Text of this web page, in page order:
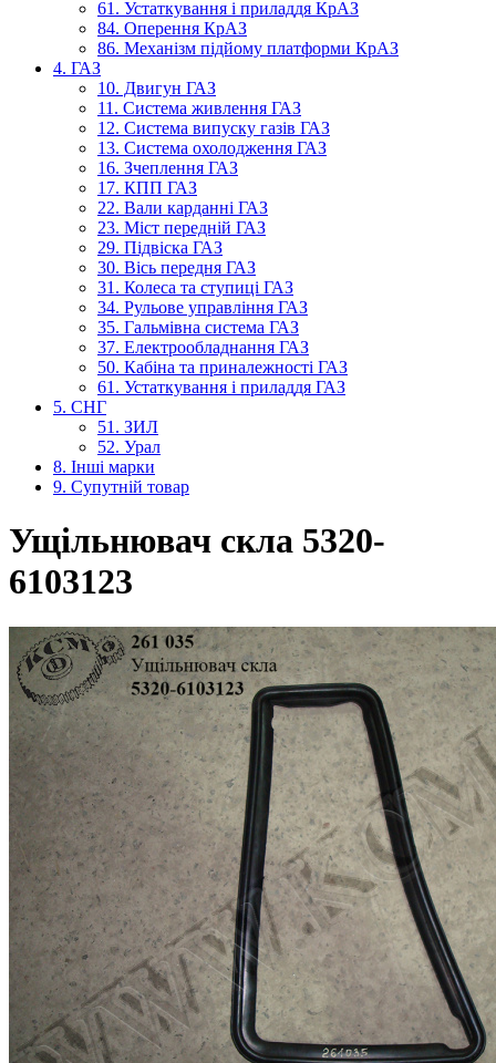
61. Устаткування і приладдя КрАЗ
84. Оперення КрАЗ
86. Механізм підйому платформи КрАЗ
4. ГАЗ
10. Двигун ГАЗ
11. Система живлення ГАЗ
12. Система випуску газів ГАЗ
13. Система охолодження ГАЗ
16. Зчеплення ГАЗ
17. КПП ГАЗ
22. Вали карданні ГАЗ
23. Міст передній ГАЗ
29. Підвіска ГАЗ
30. Вісь передня ГАЗ
31. Колеса та ступиці ГАЗ
34. Рульове управління ГАЗ
35. Гальмівна система ГАЗ
37. Електрообладнання ГАЗ
50. Кабіна та приналежності ГАЗ
61. Устаткування і приладдя ГАЗ
5. СНГ
51. ЗИЛ
52. Урал
8. Інші марки
9. Супутній товар
Ущільнювач скла 5320-
6103123